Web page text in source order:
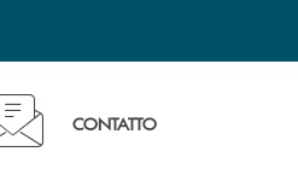
bisogno di assistenza
CONTATTO